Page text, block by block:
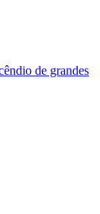
de grandes